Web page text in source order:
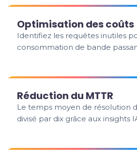
Optimisation des coûts
Identifiez les requêtes inutiles
consommation de bande
Réduction du MTTR
Le temps moyen de résolution
divisé par dix grâce aux insights